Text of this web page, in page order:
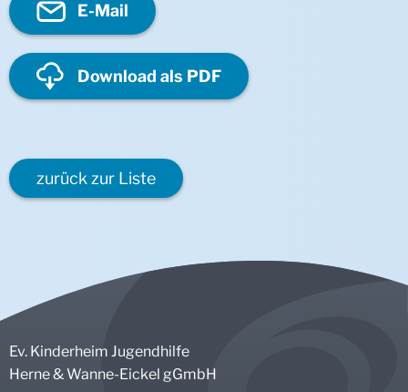
E-Mail
Download als PDF
zurück zur Liste
Ev. Kinderheim Jugendhilfe
Herne & Wanne-Eickel gGmbH